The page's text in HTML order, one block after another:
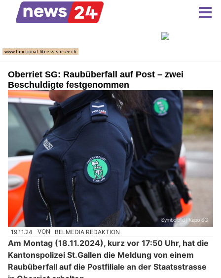
Oberriet SG: Raubüberfall auf Post – zwei
Beschuldigte festgenommen
19.11.24 VON BELMEDIA REDAKTION
Am Montag (18.11.2024), kurz vor 17:50 Uhr, hat die
Kantonspolizei St.Gallen die Meldung von einem
Raubüberfall auf die Postfiliale an der Staatsstrasse